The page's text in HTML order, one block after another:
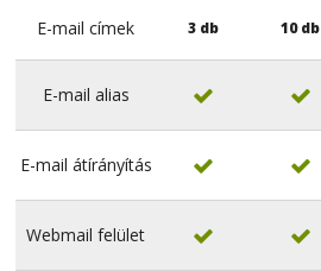
E-mail címek 3 db 10 db
E-mail alias  
E-mail átírányítás  
Webmail felület  